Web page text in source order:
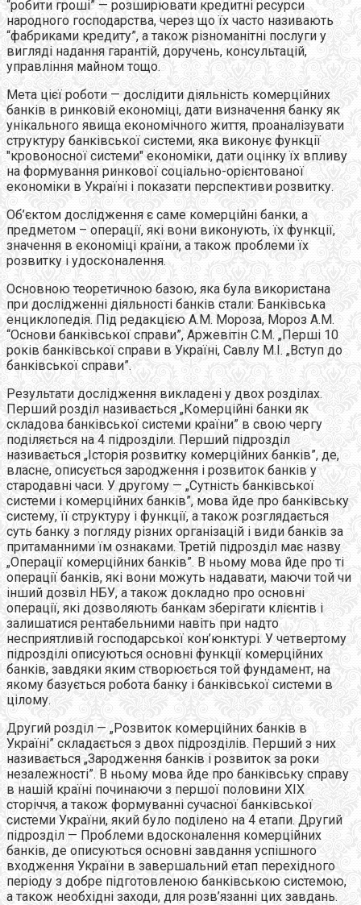
“робити гроші” — розширювати кредитні ресурси
народного господарства, через що їх часто називають
“фабриками кредиту”, а також рiзноманiтнi послуги у
виглядi надання гарантiй, доручень, консультацій,
управлiння майном тощо.
Мета цієї роботи — дослідити діяльність комерційних
банків в ринковій економіці, дати визначення банку як
унікального явища економічного життя, проаналізувати
структуру банківської системи, яка виконує функції
"кровоносної системи" економіки, дати оцінку їх впливу
на формування ринкової соціально-орієнтованої
економіки в Україні і показати перспективи розвитку.
Об’єктом дослідження є саме комерційні банки, а
предметом – операції, які вони виконують, їх функції,
значення в економіці країни, а також проблеми їх
розвитку і удосконалення.
Основною теоретичною базою, яка була використана
при дослідженні діяльності банків стали: Банківська
енциклопедія. Під редакцією А.М. Мороза, Мороз А.М.
“Основи банкiвської справи”, Аржевітін С.М. „Перші 10
років банківської справи в Україні, Савлу М.І. „Вступ до
банківської справи”.
Результати дослідження викладені у двох розділах.
Перший розділ називається „Комерційні банки як
складова банківської системи країни” в свою чергу
поділяється на 4 підрозділи. Перший підрозділ
називається „Історія розвитку комерційних банків”, де,
власне, описується зародження і розвиток банків у
стародавні часи. У другому — „Сутність банківської
системи і комерційних банків”, мова йде про банківську
систему, її структуру і функції, а також розглядається
суть банку з погляду різних організацій і види банків за
притаманними їм ознаками. Третій підрозділ має назву
„Операції комерційних банків”. В ньому мова йде про ті
операції банків, які вони можуть надавати, маючи той чи
інший дозвіл НБУ, а також докладно про основні
операції, які дозволяють банкам зберігати клієнтів і
залишатися рентабельними навіть при надто
несприятливій господарської кон’юнктурі. У четвертому
підрозділі описуються основні функції комерційних
банків, завдяки яким створюється той фундамент, на
якому базується робота банку і банківської системи в
цілому.
Другий розділ — „Розвиток комерційних банків в
Україні” складається з двох підрозділів. Перший з них
називається „Зародження банків і розвиток за роки
незалежності”. В ньому мова йде про банківську справу
в нашій країні починаючи з першої половини ХIХ
сторіччя, а також формуванні сучасної банкiвської
системи України, який було поділено на 4 етапи. Другий
підрозділ — Проблеми вдосконалення комерційних
банків, де описуються основні завдання успішного
входження України в завершальний етап перехідного
періоду з добре підготовленою банківською системою,
а також необхідні заходи, для розв’язанні цих завдань.